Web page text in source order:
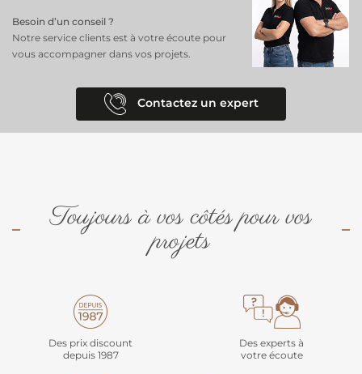
: Coussins, matelas de transats, poufs, sacs, mobilier
extérieur
Apportez confort et durabilité à vos aménagements extérieurs avec
Besoin d’un conseil ?
Notre service clients est à votre écoute pour
vous accompagner dans vos projets.
Contactez un expert
Toujours à vos côtés pour vos
projets
Des prix discount
depuis 1987
Des experts à
votre écoute